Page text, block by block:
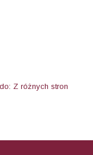
Z różnych stron